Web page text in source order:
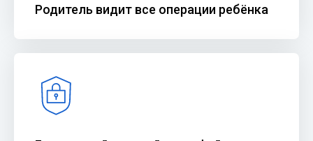
Родитель видит все операции ребёнка